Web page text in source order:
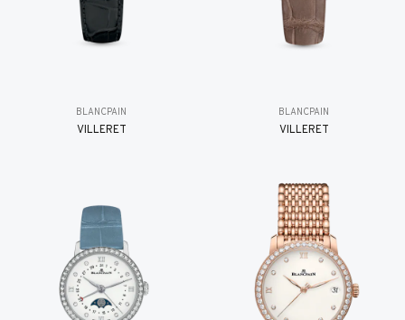
BLANCPAIN
VILLERET
BLANCPAIN
VILLERET